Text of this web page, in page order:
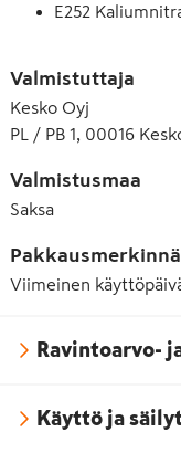
E252
E301
Valmistuttaja
Kesko Oyj
PL / PB 1, 00016
Valmistusmaa
Saksa
Viimeinen
Ravintoarvo-
Käyttö ja